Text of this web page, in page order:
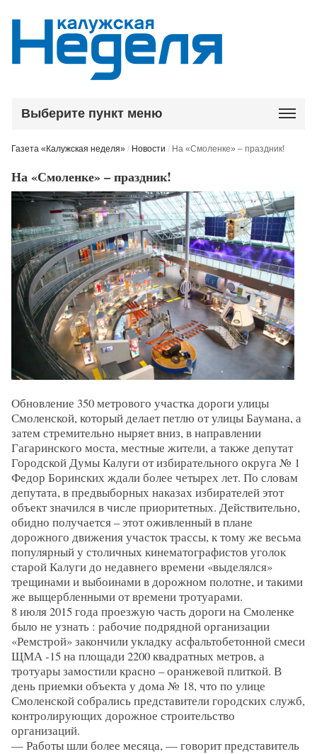
Выберите пункт меню
Газета «Калужская неделя» / Новости / На «Смоленке» – праздник!
На «Смоленке» – праздник!
Обновление 350 метрового участка дороги улицы
Смоленской, который делает петлю от улицы Баумана, а
затем стремительно ныряет вниз, в направлении
Гагаринского моста, местные жители, а также депутат
Городской Думы Калуги от избирательного округа № 1
Федор Боринских ждали более четырех лет. По словам
депутата, в предвыборных наказах избирателей этот
объект значился в числе приоритетных. Действительно,
обидно получается – этот оживленный в плане
дорожного движения участок трассы, к тому же весьма
популярный у столичных кинематографистов уголок
старой Калуги до недавнего времени «выделялся»
трещинами и выбоинами в дорожном полотне, и такими
же выщербленными от времени тротуарами.
8 июля 2015 года проезжую часть дороги на Смоленке
было не узнать : рабочие подрядной организации
«Ремстрой» закончили укладку асфальтобетонной смеси
ЩМА -15 на площади 2200 квадратных метров, а
тротуары замостили красно – оранжевой плиткой. В
день приемки объекта у дома № 18, что по улице
Смоленской собрались представители городских служб,
контролирующих дорожное строительство
организаций.
— Работы шли более месяца, — говорит представитель